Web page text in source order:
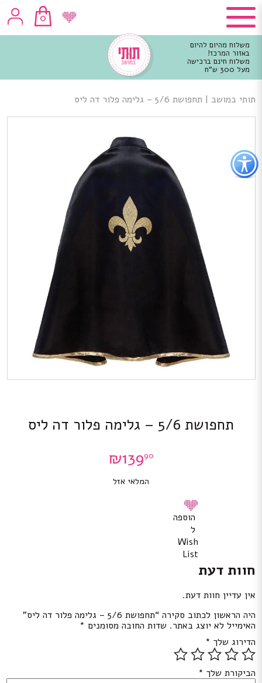
כפתור
לפתיחת
תפריט
נגישות
0
משלוח מהיום להיום
באזור המרכז!
משלוח חינם ברכישה
מעל 300 ש"ח
מרכזי
תותי במושב | תחפושת 5/6 – גלימה פלור דה ליס
תחפושת 5/6 – גלימה פלור דה ליס
₪13990
המלאי אזל
הוספה
ל
Wish
List
חוות דעת
אין עדיין חוות דעת.
היה הראשון לכתוב סקירה “תחפושת 5/6 – גלימה פלור דה ליס”
האימייל לא יוצג באתר. שדות החובה מסומנים *
הדירוג שלך *
הביקורת שלך *